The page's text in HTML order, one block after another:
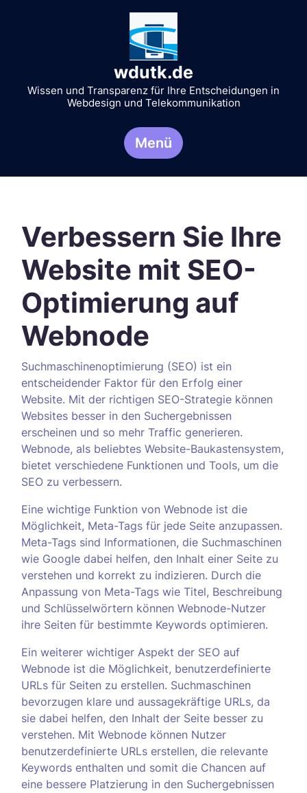
wdutk.de
Wissen und Transparenz für Ihre Entscheidungen in
Webdesign und Telekommunikation
Menü
Verbessern Sie Ihre
Website mit SEO-
Optimierung auf
Webnode
Suchmaschinenoptimierung (SEO) ist ein
entscheidender Faktor für den Erfolg einer
Website. Mit der richtigen SEO-Strategie können
Websites besser in den Suchergebnissen
erscheinen und so mehr Traffic generieren.
Webnode, als beliebtes Website-Baukastensystem,
bietet verschiedene Funktionen und Tools, um die
SEO zu verbessern.
Eine wichtige Funktion von Webnode ist die
Möglichkeit, Meta-Tags für jede Seite anzupassen.
Meta-Tags sind Informationen, die Suchmaschinen
wie Google dabei helfen, den Inhalt einer Seite zu
verstehen und korrekt zu indizieren. Durch die
Anpassung von Meta-Tags wie Titel, Beschreibung
und Schlüsselwörtern können Webnode-Nutzer
ihre Seiten für bestimmte Keywords optimieren.
Ein weiterer wichtiger Aspekt der SEO auf
Webnode ist die Möglichkeit, benutzerdefinierte
URLs für Seiten zu erstellen. Suchmaschinen
bevorzugen klare und aussagekräftige URLs, da
sie dabei helfen, den Inhalt der Seite besser zu
verstehen. Mit Webnode können Nutzer
benutzerdefinierte URLs erstellen, die relevante
Keywords enthalten und somit die Chancen auf
eine bessere Platzierung in den Suchergebnissen